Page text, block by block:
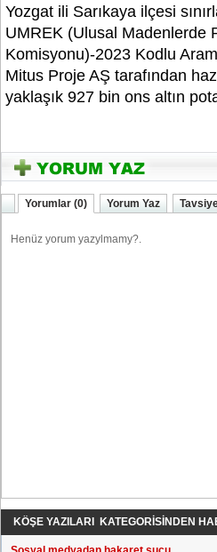
Yozgat ili Sarıkaya ilçesi
UMREK (Ulusal Madenlerde
Komisyonu)-2023 Kodlu
Mitus Proje AŞ tarafından
yaklaşık 927 bin ons altın
Yorumlar (0) Yorum Yaz
KÖŞE YAZILARI KATEGORİSİNDEN